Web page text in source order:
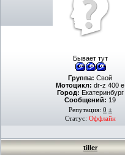
Бывает тут
Группа: Свой
Мотоцикл: dr-z 400 e
Город: Екатеринбург
Сообщений: 19
Репутация: 0 ±
Статус: Оффлайн
tiller